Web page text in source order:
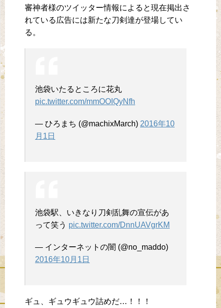
審神者様のツイッター情報によると現在掲出さ
れている広告には新たな刀剣達が登場してい
る。
池袋いたるところに花丸
pic.twitter.com/mmOOIQyNfh
— ひろまち (@machixMarch) 2016年10
月1日
池袋駅、いきなり刀剣乱舞の宣伝があ
って笑う pic.twitter.com/DnnUAVgrKM
— インターネットの闇 (@no_maddo)
2016年10月1日
ギュ、ギュウギュウ詰めだ…！！！